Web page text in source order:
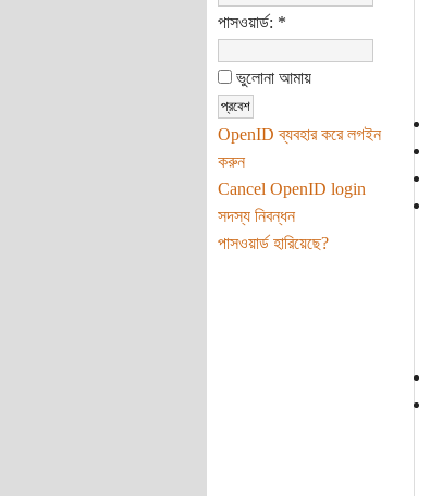
পাসওয়ার্ড: *
ভুলোনা আমায়
OpenID ব্যবহার করে লগইন
করুন
Cancel OpenID login
সদস্য নিবন্ধন
পাসওয়ার্ড হারিয়েছে?